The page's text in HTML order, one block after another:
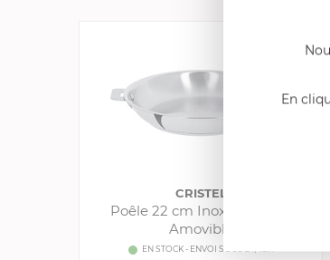
CRISTEL
Poêle 22 cm Inox Casteline
Amovible
EN STOCK - ENVOI SOUS 24/48H
En